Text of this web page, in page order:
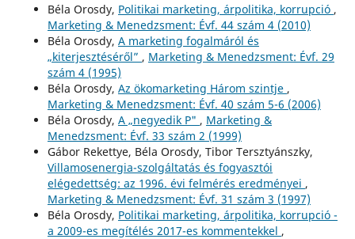
Béla Orosdy, Politikai marketing, árpolitika, korrupció ,
Marketing & Menedzsment: Évf. 44 szám 4 (2010)
Béla Orosdy, A marketing fogalmáról és
„kiterjesztéséről” , Marketing & Menedzsment: Évf. 29
szám 4 (1995)
Béla Orosdy, Az ökomarketing Három szintje ,
Marketing & Menedzsment: Évf. 40 szám 5-6 (2006)
Béla Orosdy, A „negyedik P" , Marketing &
Menedzsment: Évf. 33 szám 2 (1999)
Gábor Rekettye, Béla Orosdy, Tibor Tersztyánszky,
Villamosenergia-szolgáltatás és fogyasztói
elégedettség: az 1996. évi felmérés eredményei ,
Marketing & Menedzsment: Évf. 31 szám 3 (1997)
Béla Orosdy, Politikai marketing, árpolitika, korrupció -
a 2009-es megítélés 2017-es kommentekkel ,